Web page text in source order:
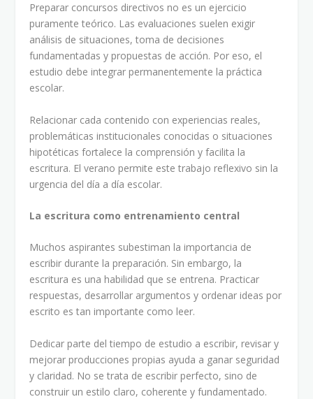
Preparar concursos directivos no es un ejercicio
puramente teórico. Las evaluaciones suelen exigir
análisis de situaciones, toma de decisiones
fundamentadas y propuestas de acción. Por eso, el
estudio debe integrar permanentemente la práctica
escolar.
Relacionar cada contenido con experiencias reales,
problemáticas institucionales conocidas o situaciones
hipotéticas fortalece la comprensión y facilita la
escritura. El verano permite este trabajo reflexivo sin la
urgencia del día a día escolar.
La escritura como entrenamiento central
Muchos aspirantes subestiman la importancia de
escribir durante la preparación. Sin embargo, la
escritura es una habilidad que se entrena. Practicar
respuestas, desarrollar argumentos y ordenar ideas por
escrito es tan importante como leer.
Dedicar parte del tiempo de estudio a escribir, revisar y
mejorar producciones propias ayuda a ganar seguridad
y claridad. No se trata de escribir perfecto, sino de
construir un estilo claro, coherente y fundamentado.